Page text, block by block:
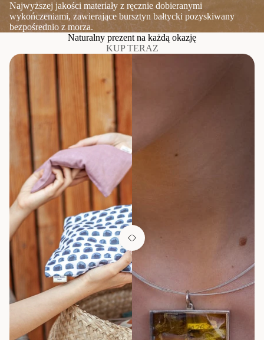
Najwyższej jakości materiały z ręcznie dobieranymi
wykończeniami, zawierające bursztyn bałtycki pozyskiwany
bezpośrednio z morza.
Naturalny prezent na każdą okazję
KUP TERAZ